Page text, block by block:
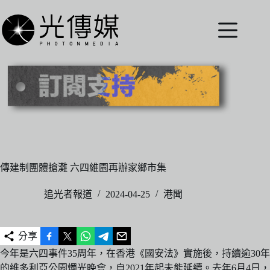
至
主
內
傳建制團體搶灘 六四維園再辦家鄉市集
追光者報道 2024-04-25 港聞
分享
今年是六四事件35周年，在香港《國安法》實施後，持續逾30年
的維多利亞公園燭光晚會，自2021年起未能延續。去年6月4日，